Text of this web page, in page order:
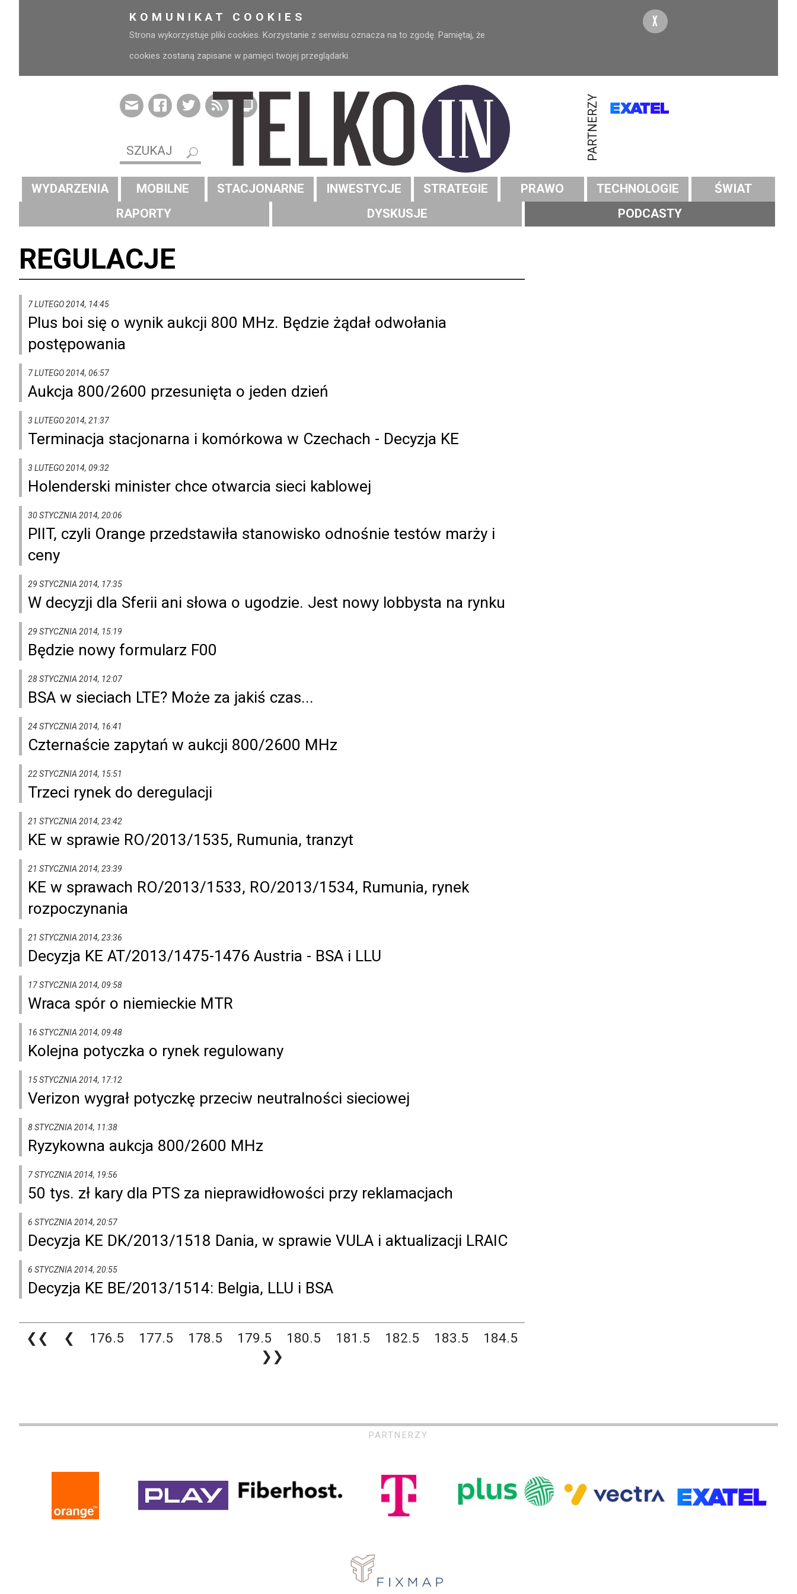
KOMUNIKAT COOKIES
Strona wykorzystuje pliki cookies. Korzystanie z serwisu oznacza na to zgodę. Pamiętaj, że
cookies zostaną zapisane w pamięci twojej przeglądarki.
X
PARTNERZY
WYDARZENIA MOBILNE STACJONARNE INWESTYCJE STRATEGIE PRAWO TECHNOLOGIE
ŚWIAT
RAPORTY
DYSKUSJE PODCASTY
REGULACJE
7 LUTEGO 2014, 14:45
Plus boi się o wynik aukcji 800 MHz. Będzie żądał odwołania
postępowania
7 LUTEGO 2014, 06:57
Aukcja 800/2600 przesunięta o jeden dzień
3 LUTEGO 2014, 21:37
Terminacja stacjonarna i komórkowa w Czechach - Decyzja KE
3 LUTEGO 2014, 09:32
Holenderski minister chce otwarcia sieci kablowej
30 STYCZNIA 2014, 20:06
PIIT, czyli Orange przedstawiła stanowisko odnośnie testów marży i
ceny
29 STYCZNIA 2014, 17:35
W decyzji dla Sferii ani słowa o ugodzie. Jest nowy lobbysta na rynku
29 STYCZNIA 2014, 15:19
Będzie nowy formularz F00
28 STYCZNIA 2014, 12:07
BSA w sieciach LTE? Może za jakiś czas...
24 STYCZNIA 2014, 16:41
Czternaście zapytań w aukcji 800/2600 MHz
22 STYCZNIA 2014, 15:51
Trzeci rynek do deregulacji
21 STYCZNIA 2014, 23:42
KE w sprawie RO/2013/1535, Rumunia, tranzyt
21 STYCZNIA 2014, 23:39
KE w sprawach RO/2013/1533, RO/2013/1534, Rumunia, rynek
rozpoczynania
21 STYCZNIA 2014, 23:36
Decyzja KE AT/2013/1475-1476 Austria - BSA i LLU
17 STYCZNIA 2014, 09:58
Wraca spór o niemieckie MTR
16 STYCZNIA 2014, 09:48
Kolejna potyczka o rynek regulowany
15 STYCZNIA 2014, 17:12
Verizon wygrał potyczkę przeciw neutralności sieciowej
8 STYCZNIA 2014, 11:38
Ryzykowna aukcja 800/2600 MHz
7 STYCZNIA 2014, 19:56
50 tys. zł kary dla PTS za nieprawidłowości przy reklamacjach
6 STYCZNIA 2014, 20:57
Decyzja KE DK/2013/1518 Dania, w sprawie VULA i aktualizacji LRAIC
6 STYCZNIA 2014, 20:55
Decyzja KE BE/2013/1514: Belgia, LLU i BSA
❮❮ ❮ 176.5 177.5 178.5 179.5 180.5 181.5 182.5 183.5
184.5
❯❯
PARTNERZY